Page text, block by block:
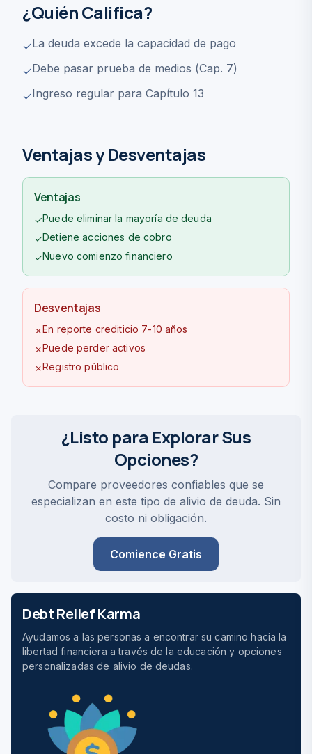
¿Quién Califica?
✓La deuda excede la capacidad de pago
✓Debe pasar prueba de medios (Cap. 7)
✓Ingreso regular para Capítulo 13
Ventajas y Desventajas
Ventajas
✓Puede eliminar la mayoría de deuda
✓Detiene acciones de cobro
✓Nuevo comienzo financiero
Desventajas
✗En reporte crediticio 7-10 años
✗Puede perder activos
✗Registro público
¿Listo para Explorar Sus
Opciones?
Compare proveedores confiables que se
especializan en este tipo de alivio de deuda. Sin
costo ni obligación.
Comience Gratis
Debt Relief Karma
Ayudamos a las personas a encontrar su camino hacia la
libertad financiera a través de la educación y opciones
personalizadas de alivio de deudas.